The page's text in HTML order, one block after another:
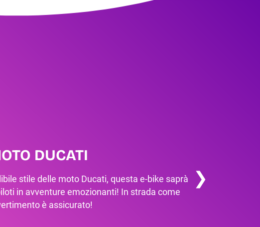
DUCATI
stile delle moto Ducati, questa e-bike saprà
in avventure emozionanti! In strada come
è assicurato!
❯